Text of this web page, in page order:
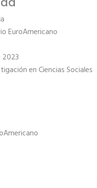
EuroAmericano
2023
en Ciencias Sociales